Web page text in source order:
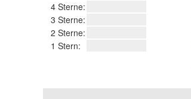
4 Sterne:
3 Sterne:
2 Sterne:
1 Stern: